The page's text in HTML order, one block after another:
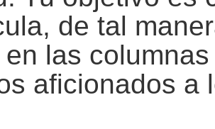
de tal
las
aficionados a